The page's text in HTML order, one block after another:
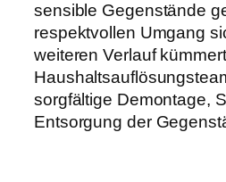
sensible Gegenstände
respektvollen Umgang
weiteren Verlauf
sorgfältige Demontage,
Entsorgung der